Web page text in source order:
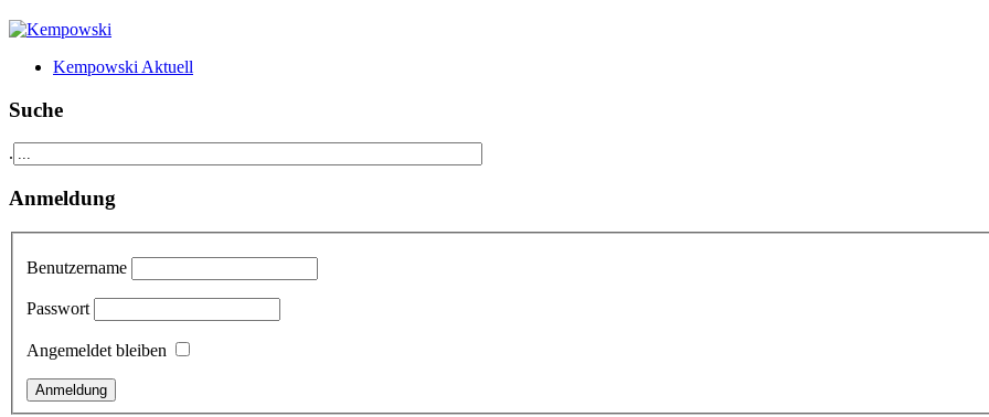
Kempowski Aktuell
Suche
.
Anmeldung
Benutzername
Passwort
Angemeldet bleiben